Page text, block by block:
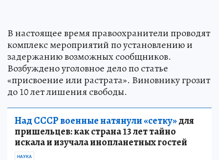
В настоящее время правоохранители проводят
комплекс мероприятий по установлению и
задержанию возможных сообщников.
Возбуждено уголовное дело по статье
«присвоение или растрата». Виновнику грозит
до 10 лет лишения свободы.
Над СССР военные натянули «сетку»для
пришельцев: как страна 13 лет тайно
искала и изучала инопланетных гостей
НАУКА